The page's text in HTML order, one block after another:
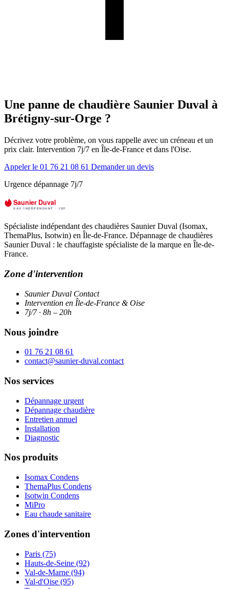
Une panne de chaudière Saunier Duval à
Brétigny-sur-Orge ?
Décrivez votre problème, on vous rappelle avec un créneau et un
prix clair. Intervention 7j/7 en Île-de-France et dans l'Oise.
Appeler le 01 76 21 08 61 Demander un devis
Urgence dépannage 7j/7
Spécialiste indépendant des chaudières Saunier Duval (Isomax,
ThemaPlus, Isotwin) en Île-de-France. Dépannage de chaudières
Saunier Duval : le chauffagiste spécialiste de la marque en Île-de-
France.
Zone d'intervention
Saunier Duval Contact
Intervention en Île-de-France & Oise
7j/7 · 8h – 20h
Nous joindre
01 76 21 08 61
contact@saunier-duval.contact
Nos services
Dépannage urgent
Dépannage chaudière
Entretien annuel
Installation
Diagnostic
Nos produits
Isomax Condens
ThemaPlus Condens
Isotwin Condens
MiPro
Eau chaude sanitaire
Zones d'intervention
Paris (75)
Hauts-de-Seine (92)
Val-de-Marne (94)
Val-d'Oise (95)